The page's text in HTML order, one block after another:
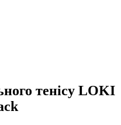
тенісу LOKI